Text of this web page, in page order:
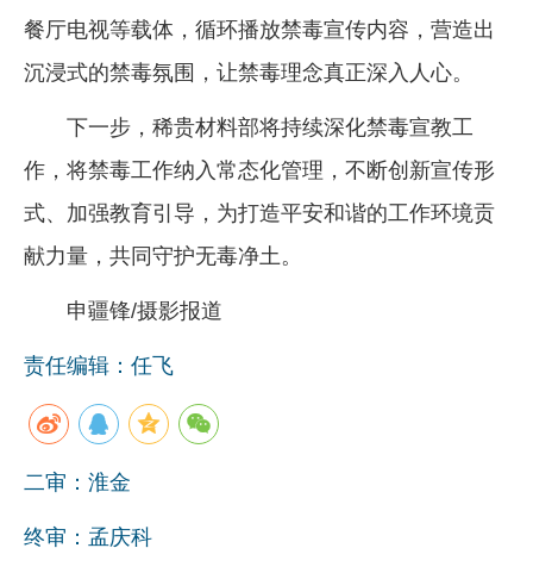
餐厅电视等载体，循环播放禁毒宣传内容，营造出
沉浸式的禁毒氛围，让禁毒理念真正深入人心。
下一步，稀贵材料部将持续深化禁毒宣教工
作，将禁毒工作纳入常态化管理，不断创新宣传形
式、加强教育引导，为打造平安和谐的工作环境贡
献力量，共同守护无毒净土。
申疆锋/摄影报道
责任编辑：任飞
二审：淮金
终审：孟庆科